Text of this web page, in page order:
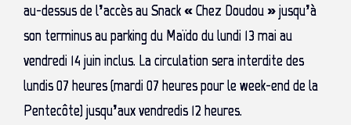
au-dessus de l’accès au Snack « Chez Doudou » jusqu’à
son terminus au parking du Maïdo du lundi 13 mai au
vendredi 14 juin inclus. La circulation sera interdite des
lundis 07 heures (mardi 07 heures pour le week-end de la
Pentecôte) jusqu’aux vendredis 12 heures.